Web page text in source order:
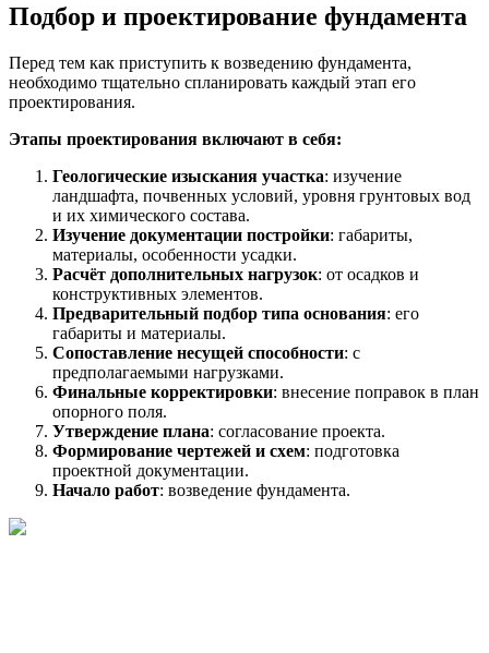
Подбор и проектирование фундамента
Перед тем как приступить к возведению фундамента,
необходимо тщательно спланировать каждый этап его
проектирования.
Этапы проектирования включают в себя:
Геологические изыскания участка: изучение
ландшафта, почвенных условий, уровня грунтовых вод
и их химического состава.
Изучение документации постройки: габариты,
материалы, особенности усадки.
Расчёт дополнительных нагрузок: от осадков и
конструктивных элементов.
Предварительный подбор типа основания: его
габариты и материалы.
Сопоставление несущей способности: с
предполагаемыми нагрузками.
Финальные корректировки: внесение поправок в план
опорного поля.
Утверждение плана: согласование проекта.
Формирование чертежей и схем: подготовка
проектной документации.
Начало работ: возведение фундамента.